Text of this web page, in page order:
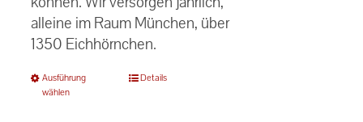
alleine im Raum München, über
1350 Eichhörnchen.
Ausführung
wählen
Dieses
Details